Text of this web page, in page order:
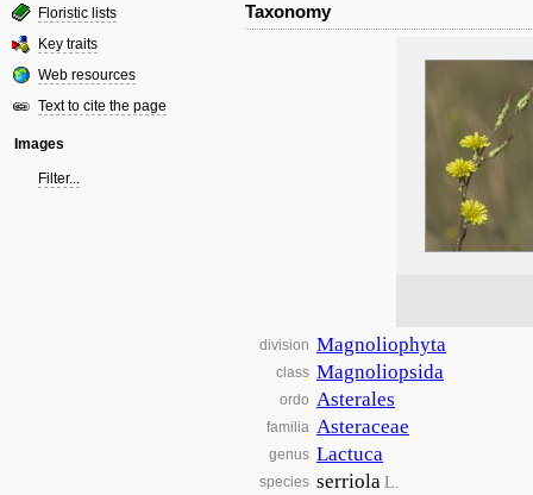
Floristic lists
Key traits
Web resources
Text to cite the page
Images
Filter...
Taxonomy
division Magnoliophyta
class Magnoliopsida
ordo Asterales
familia Asteraceae
genus Lactuca
species serriolaL.